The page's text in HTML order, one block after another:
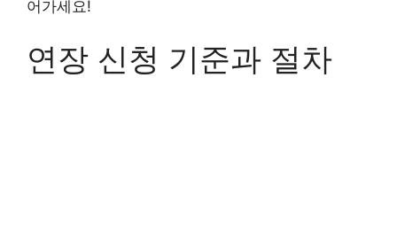
어가세요!
연장 신청 기준과 절차